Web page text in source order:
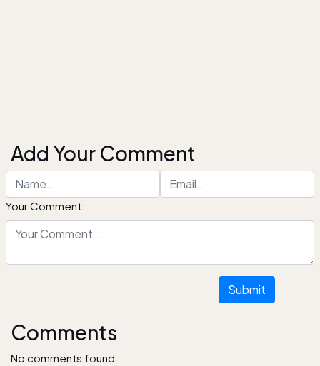
Add Your Comment
Your Comment:
Submit
Comments
No comments found.